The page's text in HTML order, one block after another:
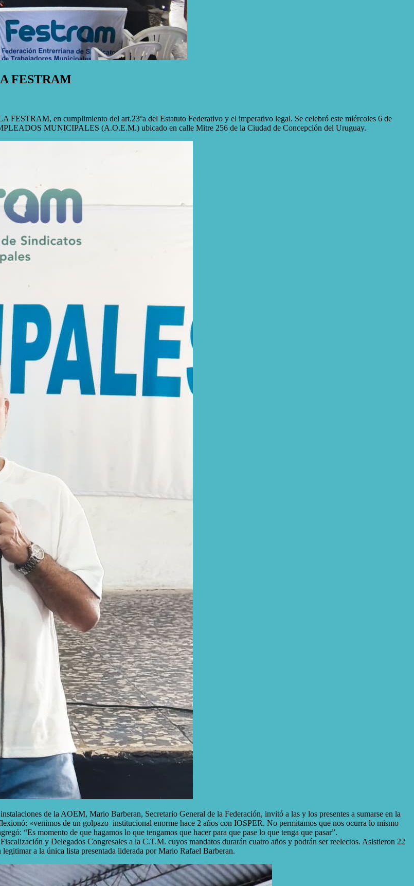
FESTRAM
en cumplimiento del art.23ºa del Estatuto Federativo y el imperativo legal. Se celebró este miércoles 6 de
MUNICIPALES (A.O.E.M.) ubicado en calle Mitre 256 de la Ciudad de Concepción del Uruguay.
de la AOEM, Mario Barberan, Secretario General de la Federación, invitó a las y los presentes a sumarse en la
«venimos de un golpazo institucional enorme hace 2 años con IOSPER. No permitamos que nos ocurra lo mismo
“Es momento de que hagamos lo que tengamos que hacer para que pase lo que tenga que pasar”.
y Delegados Congresales a la C.T.M. cuyos mandatos durarán cuatro años y podrán ser reelectos. Asistieron 22
a la única lista presentada liderada por Mario Rafael Barberan.